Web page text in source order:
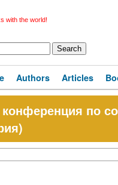
with the world!
Authors Articles
по